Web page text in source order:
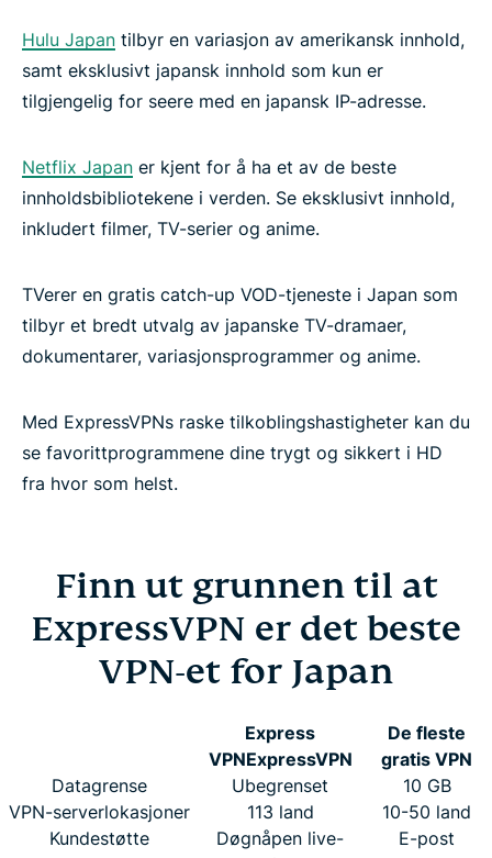
Hulu Japan tilbyr en variasjon av amerikansk innhold,
samt eksklusivt japansk innhold som kun er
tilgjengelig for seere med en japansk IP-adresse.
Netflix Japan er kjent for å ha et av de beste
innholdsbibliotekene i verden. Se eksklusivt innhold,
inkludert filmer, TV-serier og anime.
TVerer en gratis catch-up VOD-tjeneste i Japan som
tilbyr et bredt utvalg av japanske TV-dramaer,
dokumentarer, variasjonsprogrammer og anime.
Med ExpressVPNs raske tilkoblingshastigheter kan du
se favorittprogrammene dine trygt og sikkert i HD
fra hvor som helst.
Finn ut grunnen til at
ExpressVPN er det beste
VPN-et for Japan
Express
VPNExpressVPN
De fleste
gratis VPN
Datagrense
Ubegrenset
10 GB
VPN-serverlokasjoner
113 land
10-50 land
Kundestøtte
Døgnåpen live-
E-post